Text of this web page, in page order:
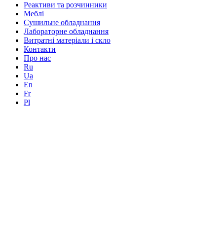
Реактиви та розчинники
Меблі
Сушильне обладнання
Лабораторне обладнання
Витратні матеріали і скло
Контакти
Про нас
Ru
Ua
En
Fr
Pl